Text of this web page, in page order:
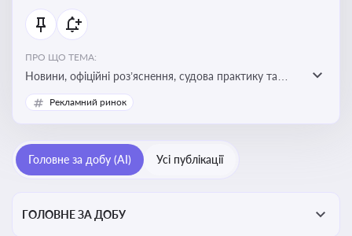
ПРО ЩО ТЕМА:
Новини, офіційні роз’яснення, судова практику та
експертні матеріали, що стосуються авторського
права, реєстрації та захисту торговельних марок,
власності, а також змін у законодавстві у цій сфері
Рекламний ринок
Головне за добу (AI) Усі публікації
ГОЛОВНЕ ЗА ДОБУ